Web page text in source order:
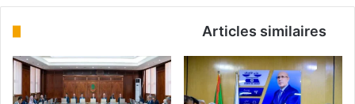
Articles similaires